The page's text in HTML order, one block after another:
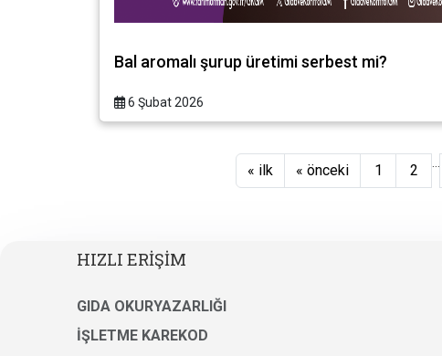
Bal aromalı şurup üretimi serbest mi?
6 Şubat 2026
« ilk « önceki 1 2
HIZLI ERİŞİM
GIDA OKURYAZARLIĞI
İŞLETME KAREKOD